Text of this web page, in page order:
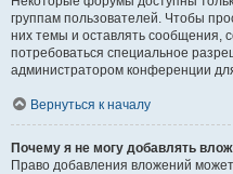
группам пользователей. Чтобы
них темы и оставлять сообщения,
потребоваться специальное
администратором конференции
Вернуться к началу
Почему я не могу добавлять
Право добавления вложений